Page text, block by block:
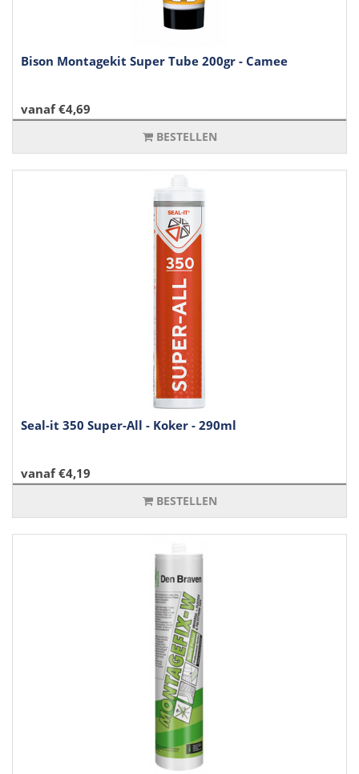
Bison Montagekit Super Tube 200gr - Camee
vanaf €4,69
BESTELLEN
Seal-it 350 Super-All - Koker - 290ml
vanaf €4,19
BESTELLEN